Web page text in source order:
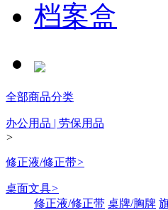
档案盒
全部商品分类
办公用品 | 劳保用品
>
修正液/修正带>
桌面文具>
修正液/修正带 桌牌/胸牌